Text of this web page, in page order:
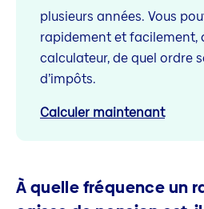
plusieurs années. Vous
rapidement et facilement,
calculateur, de quel ordre
d’impôts.
Calculer maintenant
À quelle fréquence un